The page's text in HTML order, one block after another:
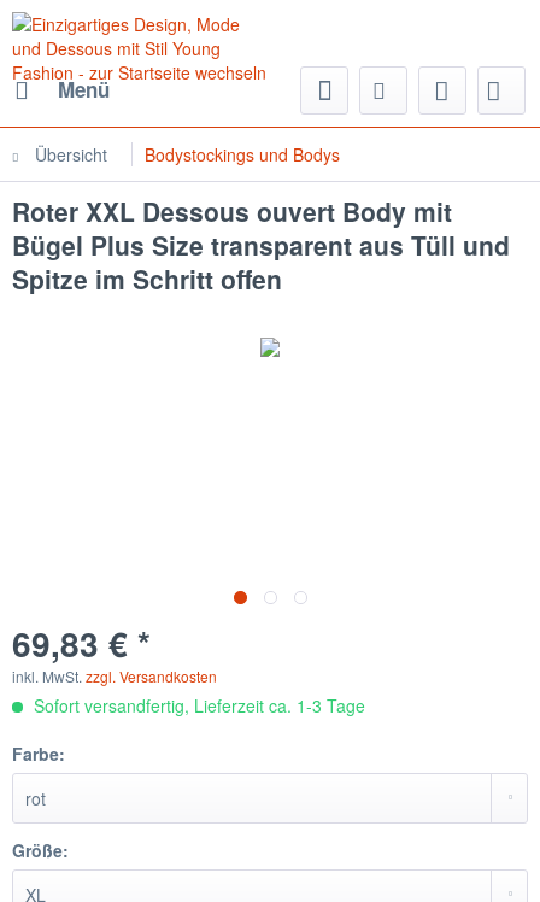
Menü
Übersicht Bodystockings und Bodys
Roter XXL Dessous ouvert Body mit
Bügel Plus Size transparent aus Tüll und
Spitze im Schritt offen
69,83 € *
inkl. MwSt. zzgl. Versandkosten
Sofort versandfertig, Lieferzeit ca. 1-3 Tage
Farbe:
Größe: